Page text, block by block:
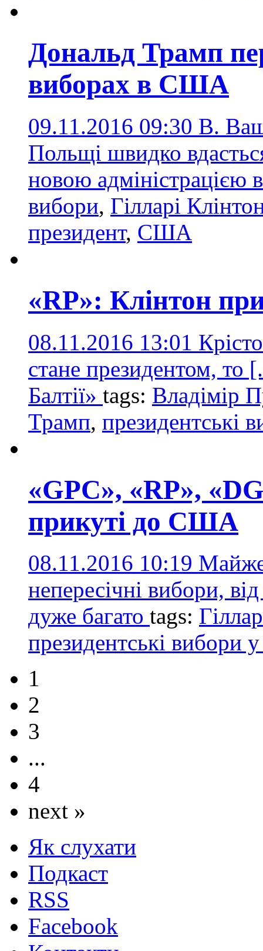
Дональд Трамп
виборах в США
09.11.2016 09:30 В.
Польщі швидко
новою
вибори, Гілларі
президент, США
«RP»: Клінтон
08.11.2016 13:01
стане президентом, то
Балтії» tags: Владімір
Трамп,
«GPC», «RP»,
прикуті до США
08.11.2016 10:19 Майже
непересічні вибори,
дуже багато tags:
президентські
1
2
3
...
4
next »
Як слухати
Подкаст
RSS
Facebook